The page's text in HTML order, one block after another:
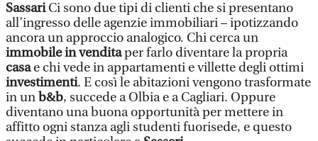
SassariCi sono due tipi di clienti che si presentano
all’ingresso delle agenzie immobiliari – ipotizzando
ancora un approccio analogico. Chi cerca un
immobile in venditaper farlo diventare la propria
casae chi vede in appartamenti e villette degli ottimi
investimenti. E così le abitazioni vengono trasformate
in un b&b, succede a Olbia e a Cagliari. Oppure
diventano una buona opportunità per mettere in
affitto ogni stanza agli studenti fuorisede, e questo